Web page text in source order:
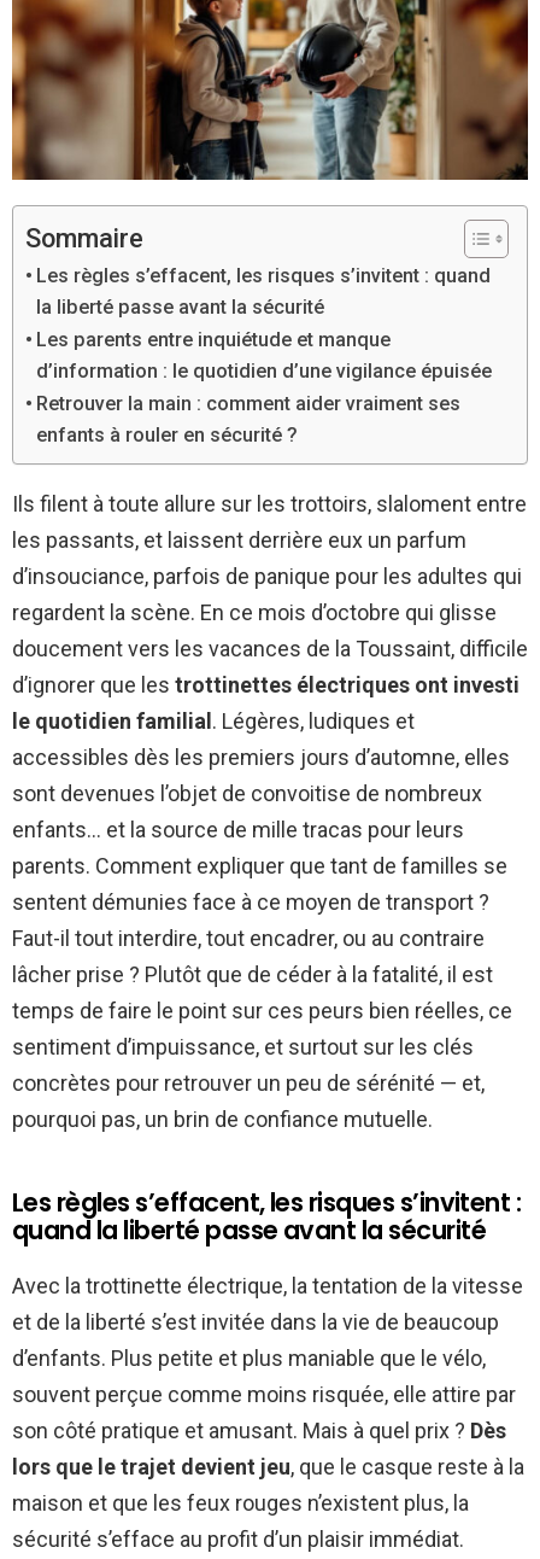
Sommaire
Les règles s’effacent, les risques s’invitent : quand
la liberté passe avant la sécurité
Les parents entre inquiétude et manque
d’information : le quotidien d’une vigilance épuisée
Retrouver la main : comment aider vraiment ses
enfants à rouler en sécurité ?
Ils filent à toute allure sur les trottoirs, slaloment entre
les passants, et laissent derrière eux un parfum
d’insouciance, parfois de panique pour les adultes qui
regardent la scène. En ce mois d’octobre qui glisse
doucement vers les vacances de la Toussaint, difficile
d’ignorer que les trottinettes électriques ont investi
le quotidien familial . Légères, ludiques et
accessibles dès les premiers jours d’automne, elles
sont devenues l’objet de convoitise de nombreux
enfants… et la source de mille tracas pour leurs
parents. Comment expliquer que tant de familles se
sentent démunies face à ce moyen de transport ?
Faut-il tout interdire, tout encadrer, ou au contraire
lâcher prise ? Plutôt que de céder à la fatalité, il est
temps de faire le point sur ces peurs bien réelles, ce
sentiment d’impuissance, et surtout sur les clés
concrètes pour retrouver un peu de sérénité — et,
pourquoi pas, un brin de confiance mutuelle.
Les règles s’effacent, les risques s’invitent :
quand la liberté passe avant la sécurité
Avec la trottinette électrique, la tentation de la vitesse
et de la liberté s’est invitée dans la vie de beaucoup
d’enfants. Plus petite et plus maniable que le vélo,
souvent perçue comme moins risquée, elle attire par
son côté pratique et amusant. Mais à quel prix ? Dès
lors que le trajet devient jeu, que le casque reste à la
maison et que les feux rouges n’existent plus, la
sécurité s’efface au profit d’un plaisir immédiat.